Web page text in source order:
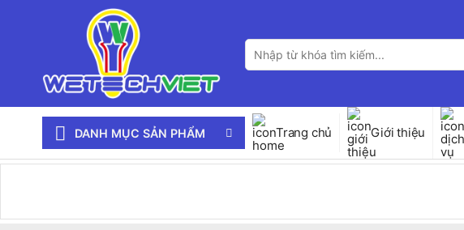
Tìm
kiếm:
DANH MỤC SẢN PHẨM Trang chủ Giới thiệu